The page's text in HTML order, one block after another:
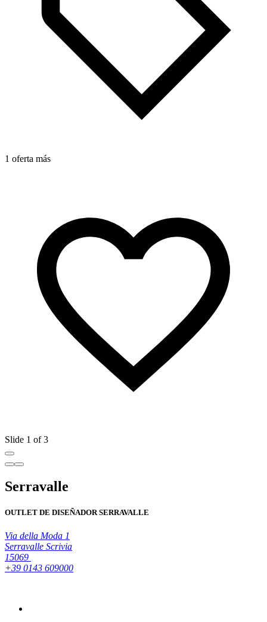
1 oferta más
Slide 1 of 3
Serravalle
OUTLET DE DISEÑADOR SERRAVALLE
Via della Moda 1
Serravalle Scrivia
15069
+39 0143 609000